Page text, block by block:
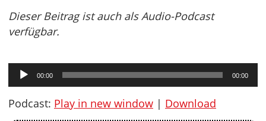
Dieser Beitrag ist auch als Audio-Podcast
verfügbar.
Audio-
Player
00:00 00:00
Podcast: Play in new window | Download